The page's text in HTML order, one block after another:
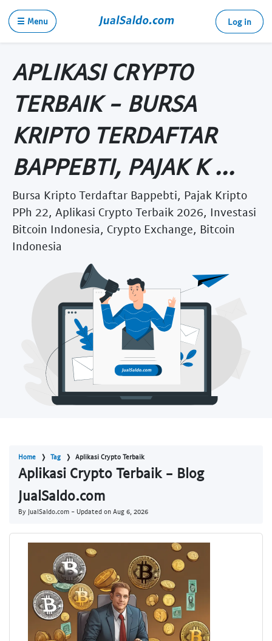
☰ Menu Log in
APLIKASI CRYPTO
TERBAIK - BURSA
KRIPTO TERDAFTAR
BAPPEBTI, PAJAK K ...
Bursa Kripto Terdaftar Bappebti, Pajak Kripto
PPh 22, Aplikasi Crypto Terbaik 2026, Investasi
Bitcoin Indonesia, Crypto Exchange, Bitcoin
Indonesia
Home Tag Aplikasi Crypto Terbaik
Aplikasi Crypto Terbaik - Blog
JualSaldo.com
By JualSaldo.com - Updated on Aug 6, 2026